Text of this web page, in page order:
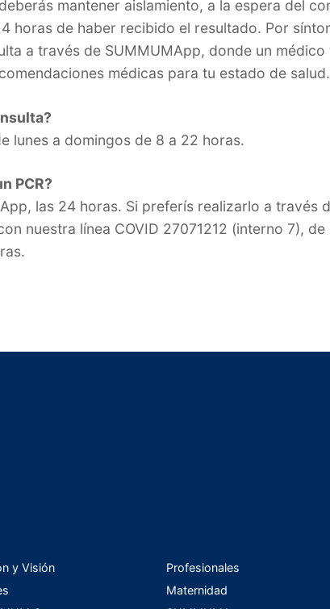
mantener aislamiento, a la espera del
horas de haber recibido el resultado. Por
a través de SUMMUMApp, donde un médico
médicas para tu estado de salud.
lunes a domingos de 8 a 22 horas.
PCR?
las 24 horas. Si preferís realizarlo a través
nuestra línea COVID 27071212 (interno 7), de
y Visión
Profesionales
Maternidad